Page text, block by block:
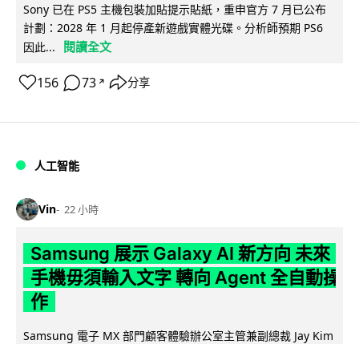
Sony 已在 PS5 主機包裝加貼提示貼紙，重申官方 7 月已公布
計劃：2028 年 1 月起停產新遊戲實體光碟。分析師預期 PS6
因此...
閱讀全文
156 73 ↗ 分享
人工智能
Vin 22 小時
Samsung 展示 Galaxy AI 新方向 未來
手機毋須輸入文字 轉向 Agent 全自動操
作
Samsung 電子 MX 部門顧客體驗辦公室主管兼副總裁 Jay Kim